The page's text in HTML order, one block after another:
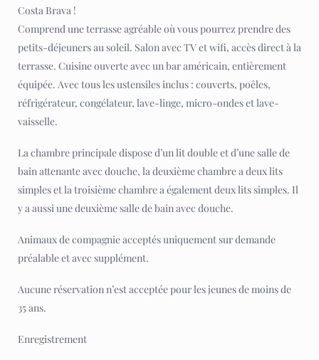
Costa Brava !
Comprend une terrasse agréable où vous pourrez prendre des
petits-déjeuners au soleil. Salon avec TV et wifi, accès direct à la
terrasse. Cuisine ouverte avec un bar américain, entièrement
équipée. Avec tous les ustensiles inclus : couverts, poêles,
réfrigérateur, congélateur, lave-linge, micro-ondes et lave-
vaisselle.
La chambre principale dispose d’un lit double et d’une salle de
bain attenante avec douche, la deuxième chambre a deux lits
simples et la troisième chambre a également deux lits simples. Il
y a aussi une deuxième salle de bain avec douche.
Animaux de compagnie acceptés uniquement sur demande
préalable et avec supplément.
Aucune réservation n’est acceptée pour les jeunes de moins de
35 ans.
Enregistrement